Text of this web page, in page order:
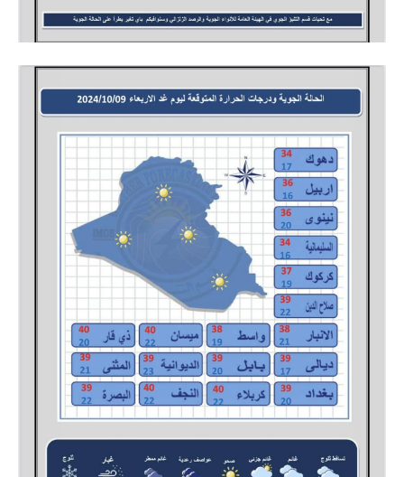
المرحلة الاعدادية
المرحلة الابتدائية
المرحلة المتوسطة
المرحلة الاعدادية
الجامعات
اخبار وقرارات وزارة التعليم
العالي
استمارة القبول المركزي
نتائج القبول المركزي
الطقس
العطل